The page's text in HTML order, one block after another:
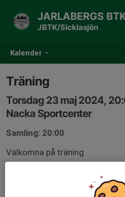
Kalender
JARLABERGS
JBTK/Sicklasjön
Träning
Torsdag 23 maj 2024,
Nacka Sportcenter
Samling: 20:00
Välkomna på träning
Tänk på att vissa torsdagar är